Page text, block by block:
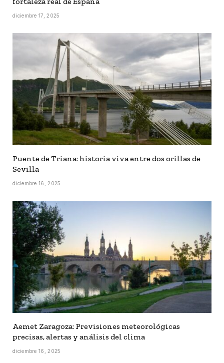
diciembre 17, 2025
Puente de Triana: historia viva entre dos orillas de
Sevilla
diciembre 16, 2025
Aemet Zaragoza: Previsiones meteorológicas
precisas, alertas y análisis del clima
diciembre 16, 2025